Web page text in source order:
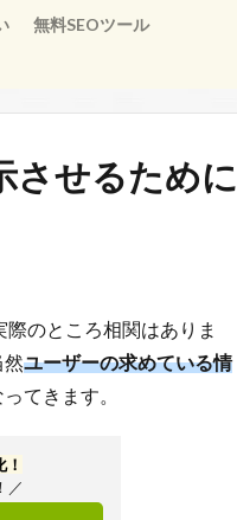
無料SEOツール
させるために
のところ相関はありま
ユーザーの求めている情
てきます。
／